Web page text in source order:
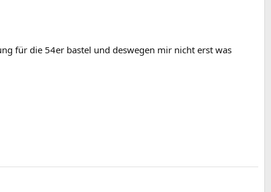
für die 54er bastel und deswegen mir nicht erst was